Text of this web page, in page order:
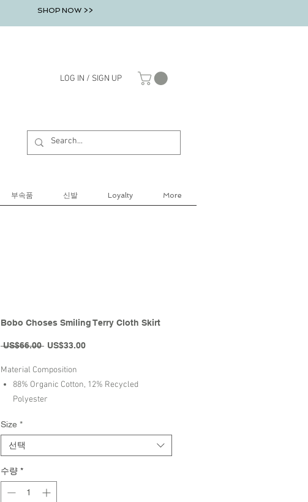
SHOP NOW >>
LOG IN / SIGN UP
부속품 신발 Loyalty More
Bobo Choses Smiling Terry Cloth Skirt
US$66.00 일US$33.00할
Material Composition
88% Organic Cotton, 12% Recycled
Polyester
Care Instructions
Wash Cold-30º Reverse
Do Not Bleach
Iron Low
Do Not Dry-clean
Size *
선택
수량 *